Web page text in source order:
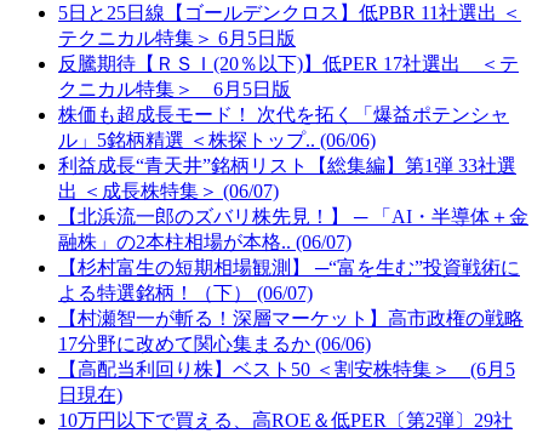
5日と25日線【ゴールデンクロス】低PBR 11社選出 ＜
テクニカル特集＞ 6月5日版
反騰期待【ＲＳＩ(20％以下)】低PER 17社選出 ＜テ
クニカル特集＞ 6月5日版
株価も超成長モード！ 次代を拓く「爆益ポテンシャ
ル」5銘柄精選 ＜株探トップ.. (06/06)
利益成長“青天井”銘柄リスト【総集編】第1弾 33社選
出 ＜成長株特集＞ (06/07)
【北浜流一郎のズバリ株先見！】 ─ 「AI・半導体＋金
融株」の2本柱相場が本格.. (06/07)
【杉村富生の短期相場観測】 ─“富を生む”投資戦術に
よる特選銘柄！（下） (06/07)
【村瀬智一が斬る！深層マーケット】高市政権の戦略
17分野に改めて関心集まるか (06/06)
【高配当利回り株】ベスト50 ＜割安株特集＞ (6月5
日現在)
10万円以下で買える、高ROE＆低PER〔第2弾〕29社